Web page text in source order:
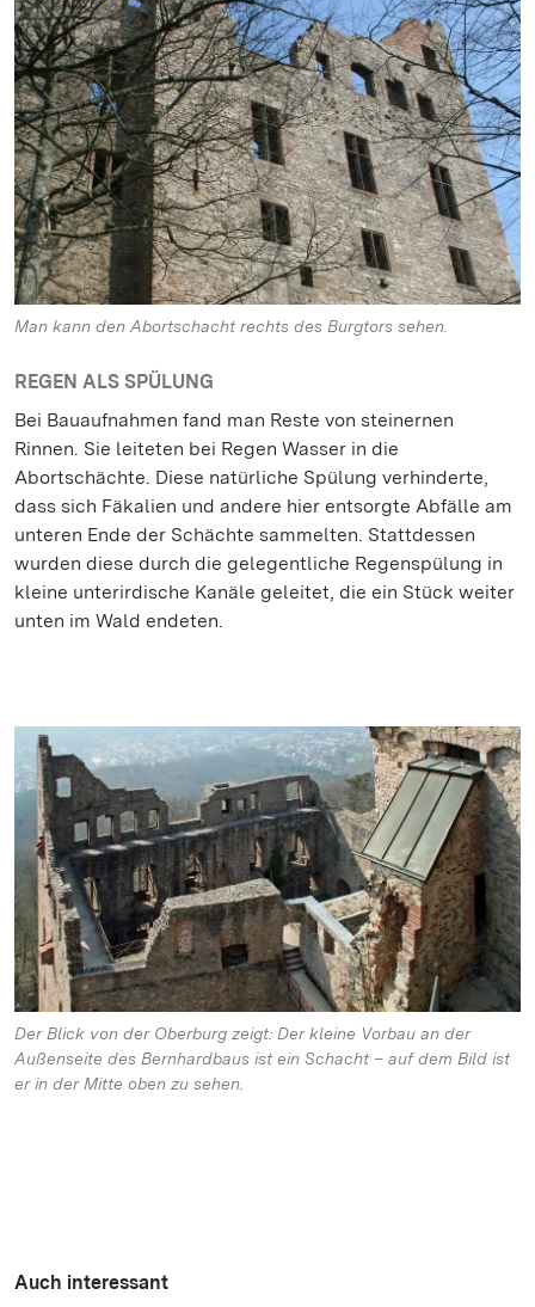
Man kann den Abortschacht rechts des Burgtors sehen.
REGEN ALS SPÜLUNG
Bei Bauaufnahmen fand man Reste von steinernen
Rinnen. Sie leiteten bei Regen Wasser in die
Abortschächte. Diese natürliche Spülung verhinderte,
dass sich Fäkalien und andere hier entsorgte Abfälle am
unteren Ende der Schächte sammelten. Stattdessen
wurden diese durch die gelegentliche Regenspülung in
kleine unterirdische Kanäle geleitet, die ein Stück weiter
unten im Wald endeten.
Der Blick von der Oberburg zeigt: Der kleine Vorbau an der
Außenseite des Bernhardbaus ist ein Schacht – auf dem Bild ist
er in der Mitte oben zu sehen.
Auch interessant